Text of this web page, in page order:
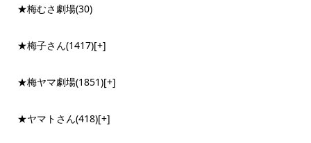
★梅むさ劇場(30)
★梅子さん(1417)[+]
★梅ヤマ劇場(1851)[+]
★ヤマトさん(418)[+]